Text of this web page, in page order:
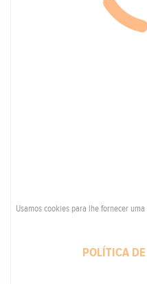
Usamos cookies para lhe fornecer
POLÍTICA